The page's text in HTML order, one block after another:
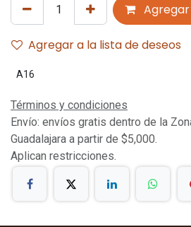
Agregar a la lista de deseos
A16
Términos y condiciones
Envío: envíos gratis dentro de la
Guadalajara a partir de $5,000.
Aplican restricciones.